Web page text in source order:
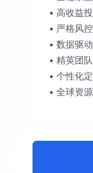
• 高收益
• 严格风
• 数据驱
• 精英团
• 个性化
• 全球资